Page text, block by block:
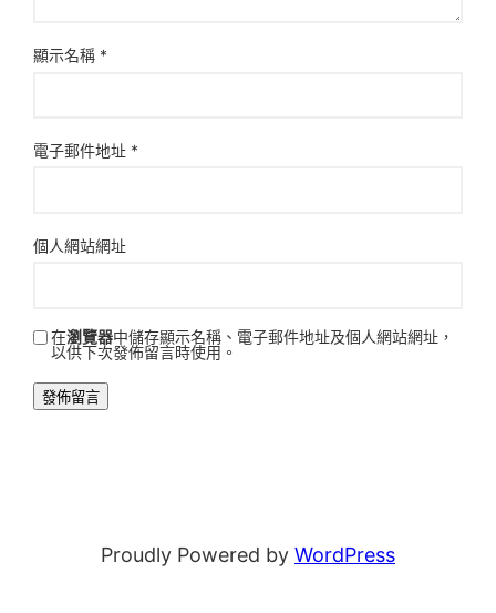
顯示名稱 *
電子郵件地址 *
個人網站網址
在瀏覽器中儲存顯示名稱、電子郵件地址及個人網站網址，
以供下次發佈留言時使用。
Proudly Powered by WordPress